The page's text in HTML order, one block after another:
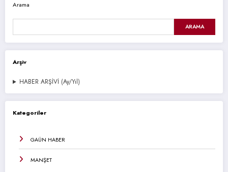
Arama
ARAMA
Arşiv
HABER ARŞİVİ (Ay/Yıl)
Kategoriler
GAÜN HABER
MANŞET